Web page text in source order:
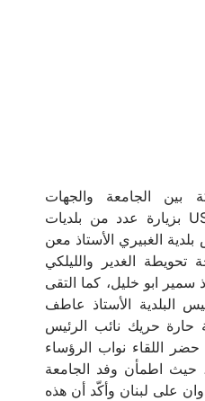
بين الجامعة والجهات
المحلية، قام وفد منUSAL بزيارة عدد من بلديات
الغبيري الأستاذ معن
تحويطة الغدير والليلكي
سمير ابو خليل، كما التقى
البلدية الأستاذ عاطف
حارة حريك نائب الرئيس
اللقاء نواب الرؤساء
حيث اطمأن وفد الجامعة
على لبنان وأكّد أن هذه